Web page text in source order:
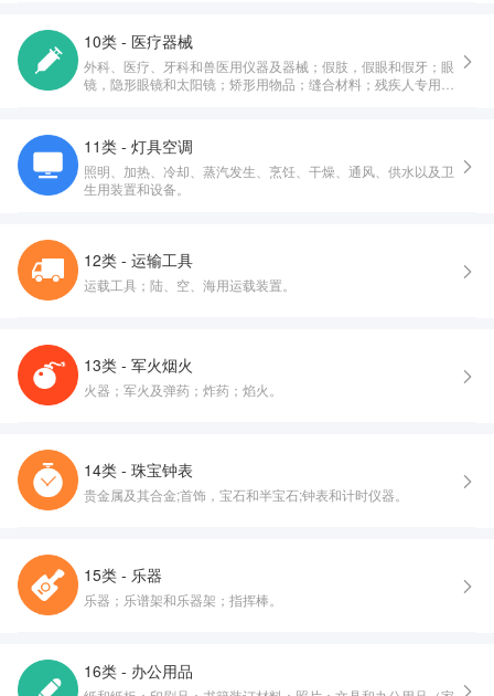
已录制和可下载的多媒体文件，计算机软件，录制和存储用空白
的数字或模拟介质：投币启动设备用机械装置：收银机，计算设
备：计算机和计算机外围设备：潜水服，潜水面罩，潜水用耳
塞，潜水用鼻夹，潜水员手套，潜水呼吸器：灭火设备。
10类 - 医疗器械
外科、医疗、牙科和兽医用仪器及器械；假肢，假眼和假牙；眼
镜，隐形眼镜和太阳镜；矫形用物品；缝合材料；残疾人专用治
11类 - 灯具空调
照明、加热、冷却、蒸汽发生、烹饪、干燥、通风、供水以及卫
生用装置和设备。
12类 - 运输工具
运载工具；陆、空、海用运载装置。
13类 - 军火烟火
火器；军火及弹药；炸药；焰火。
14类 - 珠宝钟表
贵金属及其合金;首饰，宝石和半宝石;钟表和计时仪器。
15类 - 乐器
乐器；乐谱架和乐器架；指挥棒。
16类 - 办公用品